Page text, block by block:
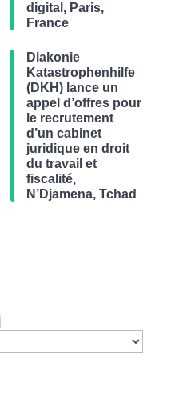
digital, Paris,
France
Diakonie
Katastrophenhilfe
(DKH) lance un
appel d’offres pour
le recrutement
d’un cabinet
juridique en droit
du travail et
fiscalité,
N’Djamena, Tchad